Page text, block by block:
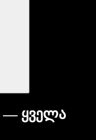
— ყველა